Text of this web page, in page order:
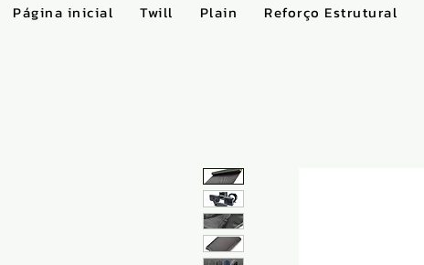
Página inicial Twill Plain Reforço Estrutural